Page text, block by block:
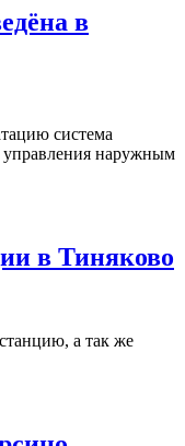
в
система
наружным
в Тиняково
а так же